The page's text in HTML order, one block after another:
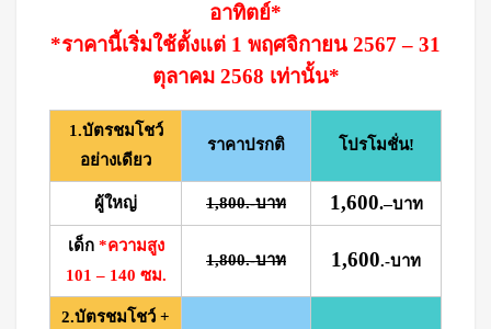
อาทิตย์*
*ราคานี้เริ่มใช้ตั้งแต่ 1 พฤศจิกายน 2567 – 31
ตุลาคม 2568 เท่านั้น*
1.บัตรชมโชว์
อย่างเดียว
ราคาปรกติ โปรโมชั่น!
ผู้ใหญ่ 1,800.-บาท 1,600.–บาท
เด็ก *ความสูง
101 – 140 ซม.
1,800.-บาท 1,600.-บาท
2.บัตรชมโชว์ +